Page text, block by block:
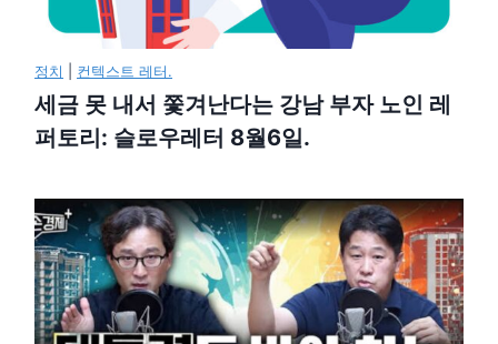
정치 컨텍스트 레터.
세금 못 내서 쫓겨난다는 강남 부자 노인 레
퍼토리: 슬로우레터 8월6일.